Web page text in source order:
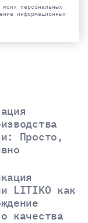
персональных
информационных
Просто,
LITIKO как
качества